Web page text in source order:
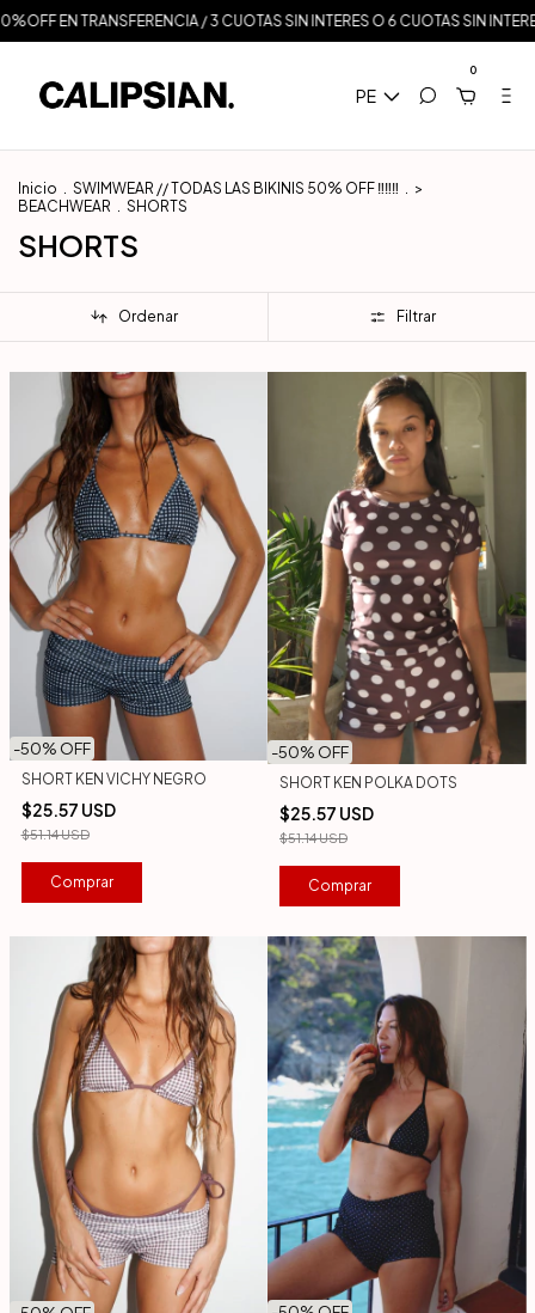
EN TRANSFERENCIA / 3 CUOTAS SIN INTERES O 6 CUOTAS SIN
PE
0
Inicio . SWIMWEAR // TODAS LAS BIKINIS 50% OFF ‼️‼️‼️ . >
BEACHWEAR . SHORTS
SHORTS
Ordenar Filtrar
-50% OFF
SHORT KEN VICHY NEGRO
$25.57 USD
$51.14 USD
Comprar
-50% OFF
SHORT KEN POLKA DOTS
$25.57 USD
$51.14 USD
Comprar